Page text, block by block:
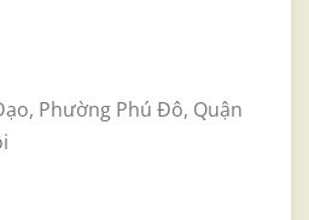
Phường Phú Đô, Quận